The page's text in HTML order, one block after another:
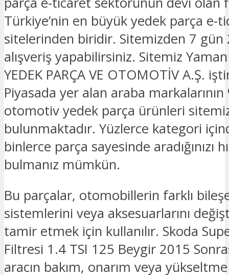
Türkiye’nin en büyük yedek parça e-
sitelerinden biridir. Sitemizden 7 gün
alışveriş yapabilirsiniz. Sitemiz
YEDEK PARÇA VE OTOMOTİV A.Ş.
Piyasada yer alan araba markalarının
otomotiv yedek parça ürünleri
bulunmaktadır. Yüzlerce kategori
binlerce parça sayesinde aradığınızı
bulmanız mümkün.
Bu parçalar, otomobillerin farklı
sistemlerini veya aksesuarlarını
tamir etmek için kullanılır. Skoda
Filtresi 1.4 TSI 125 Beygir 2015
aracın bakım, onarım veya